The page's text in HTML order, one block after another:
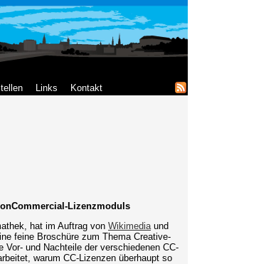
Links Kontakt
Lizenzmoduls
hat im Auftrag von Wikimediaund
feine Broschüre zum Thema Creative-
und Nachteile der verschiedenen CC-
warum CC-Lizenzen überhaupt so